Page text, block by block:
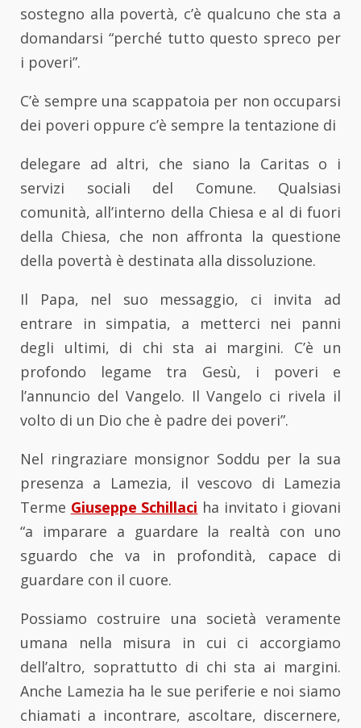
sostegno alla povertà, c’è qualcuno che sta a
domandarsi “perché tutto questo spreco per
i poveri”.
C’è sempre una scappatoia per non occuparsi
dei poveri oppure c’è sempre la tentazione di
delegare ad altri, che siano la Caritas o i
servizi sociali del Comune. Qualsiasi
comunità, all’interno della Chiesa e al di fuori
della Chiesa, che non affronta la questione
della povertà è destinata alla dissoluzione.
Il Papa, nel suo messaggio, ci invita ad
entrare in simpatia, a metterci nei panni
degli ultimi, di chi sta ai margini. C’è un
profondo legame tra Gesù, i poveri e
l’annuncio del Vangelo. Il Vangelo ci rivela il
volto di un Dio che è padre dei poveri”.
Nel ringraziare monsignor Soddu per la sua
presenza a Lamezia, il vescovo di Lamezia
Terme Giuseppe Schillaci ha invitato i giovani
“a imparare a guardare la realtà con uno
sguardo che va in profondità, capace di
guardare con il cuore.
Possiamo costruire una società veramente
umana nella misura in cui ci accorgiamo
dell’altro, soprattutto di chi sta ai margini.
Anche Lamezia ha le sue periferie e noi siamo
chiamati a incontrare, ascoltare, discernere,